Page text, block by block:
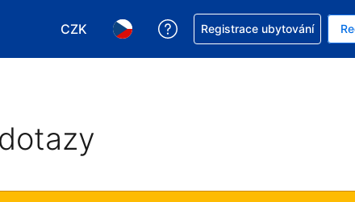
CZK
Vyberte si měnu. Aktuálně zvolená měna:
Vyberte si jazyk. Aktuálně zvolený
Asistence s rezervací
Registrace ubytování